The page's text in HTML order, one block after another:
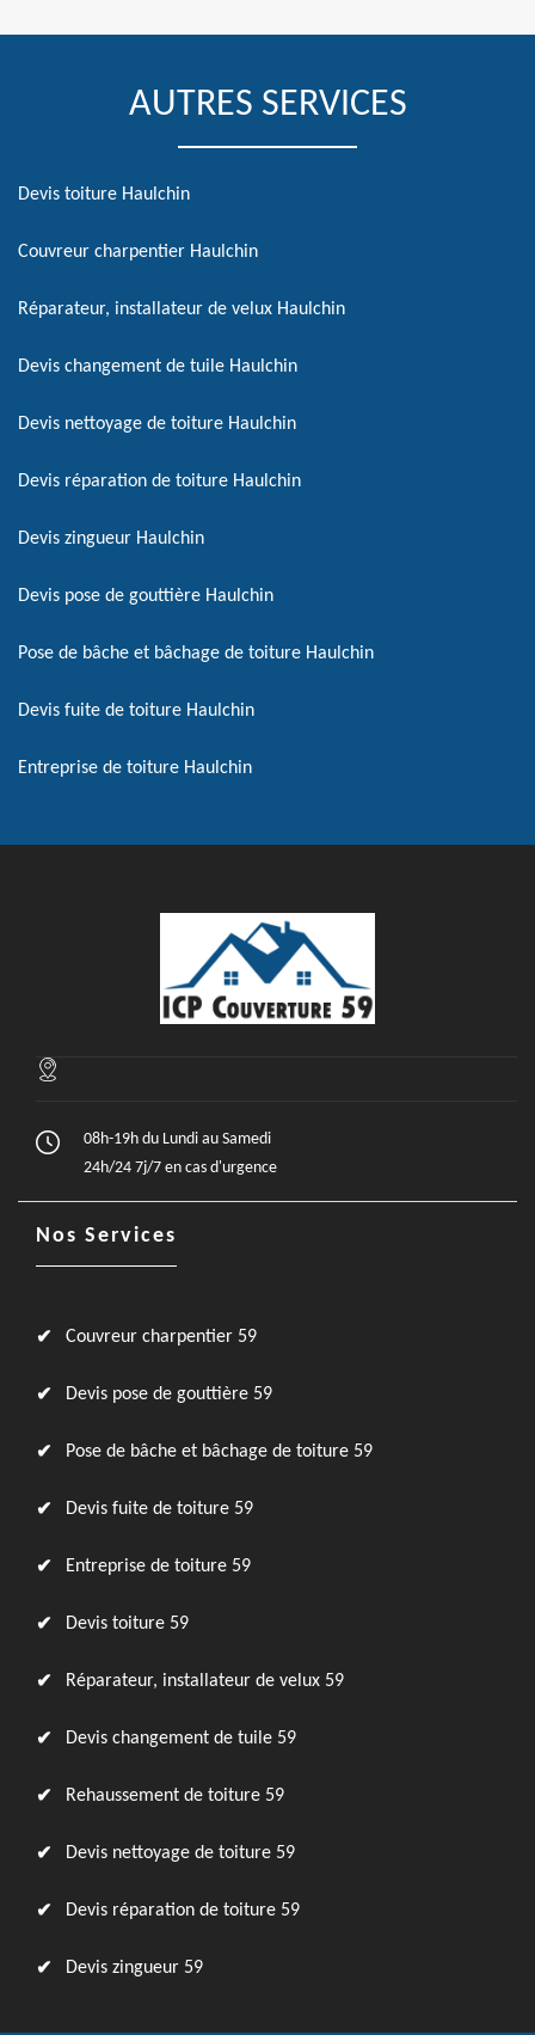
AUTRES SERVICES
Devis toiture Haulchin
Couvreur charpentier Haulchin
Réparateur, installateur de velux Haulchin
Devis changement de tuile Haulchin
Devis nettoyage de toiture Haulchin
Devis réparation de toiture Haulchin
Devis zingueur Haulchin
Devis pose de gouttière Haulchin
Pose de bâche et bâchage de toiture Haulchin
Devis fuite de toiture Haulchin
Entreprise de toiture Haulchin
08h-19h du Lundi au Samedi
24h/24 7j/7 en cas d'urgence
Nos Services
Couvreur charpentier 59
Devis pose de gouttière 59
Pose de bâche et bâchage de toiture 59
Devis fuite de toiture 59
Entreprise de toiture 59
Devis toiture 59
Réparateur, installateur de velux 59
Devis changement de tuile 59
Rehaussement de toiture 59
Devis nettoyage de toiture 59
Devis réparation de toiture 59
Devis zingueur 59